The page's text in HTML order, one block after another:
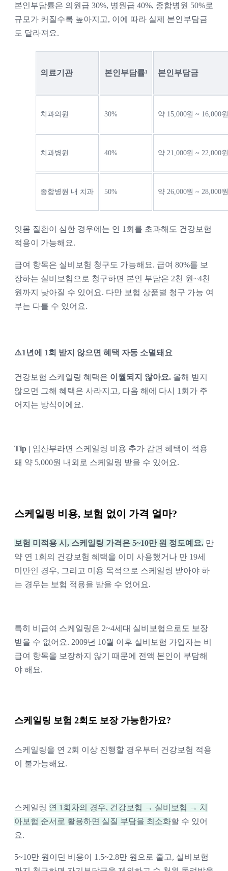
본인부담률은 의원급 30%, 병원급 40%, 종합병원 50%로
규모가 커질수록 높아지고, 이에 따라 실제 본인부담금
도 달라져요.
의료기관 본인부담률¹ 본인부담금
치과의원 30% 약 15,000원 ~ 16,000원
치과병원 40% 약 21,000원 ~ 22,000원
종합병원 내 치과 50% 약 26,000원 ~ 28,000원
잇몸 질환이 심한 경우에는 연 1회를 초과해도 건강보험
적용이 가능해요.
급여 항목은 실비보험 청구도 가능해요. 급여 80%를 보
장하는 실비보험으로 청구하면 본인 부담은 2천 원~4천
원까지 낮아질 수 있어요. 다만 보험 상품별 청구 가능 여
부는 다를 수 있어요.
⚠️1년에 1회 받지 않으면 혜택 자동 소멸돼요
건강보험 스케일링 혜택은 이월되지 않아요. 올해 받지
않으면 그해 혜택은 사라지고, 다음 해에 다시 1회가 주
어지는 방식이에요.
Tip | 임산부라면 스케일링 비용 추가 감면 혜택이 적용
돼 약 5,000원 내외로 스케일링 받을 수 있어요.
스케일링 비용, 보험 없이 가격 얼마?
보험 미적용 시, 스케일링 가격은 5~10만 원 정도예요. 만
약 연 1회의 건강보험 혜택을 이미 사용했거나 만 19세
미만인 경우, 그리고 미용 목적으로 스케일링 받아야 하
는 경우는 보험 적용을 받을 수 없어요.
특히 비급여 스케일링은 2~4세대 실비보험으로도 보장
받을 수 없어요. 2009년 10월 이후 실비보험 가입자는 비
급여 항목을 보장하지 않기 때문에 전액 본인이 부담해
야 해요.
스케일링 보험 2회도 보장 가능한가요?
스케일링을 연 2회 이상 진행할 경우부터 건강보험 적용
이 불가능해요.
스케일링 연 1회차의 경우, 건강보험 → 실비보험 → 치
아보험 순서로 활용하면 실질 부담을 최소화할 수 있어
요.
5~10만 원이던 비용이 1.5~2.8만 원으로 줄고, 실비보험